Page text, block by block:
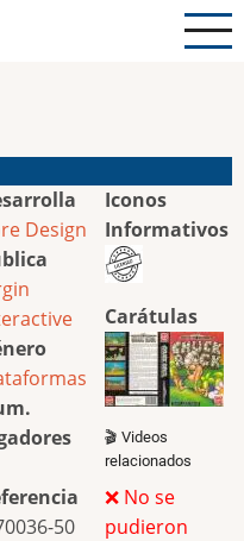
Design
50
Iconos
Informativos
Carátulas
🎬 Videos
relacionados
❌ No se
pudieron